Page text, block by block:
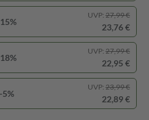
UVP: 27,99 €
23,76 €
UVP: 27,99 €
22,95 €
-5%
UVP: 23,99 €
22,89 €